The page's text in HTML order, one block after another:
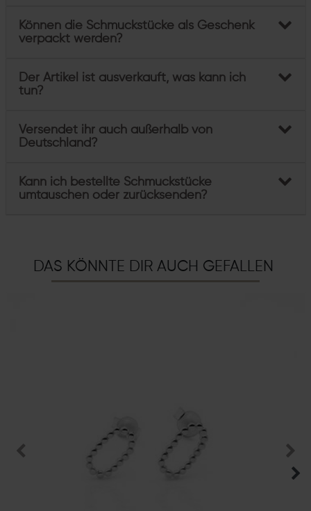
Können die Schmuckstücke als Geschenk
verpackt werden?
Der Artikel ist ausverkauft, was kann ich
tun?
Versendet ihr auch außerhalb von
Deutschland?
Kann ich bestellte Schmuckstücke
umtauschen oder zurücksenden?
DAS KÖNNTE DIR AUCH GEFALLEN